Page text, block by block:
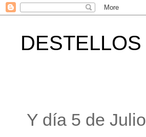
DESTELLOS
Y día 5 de Julio